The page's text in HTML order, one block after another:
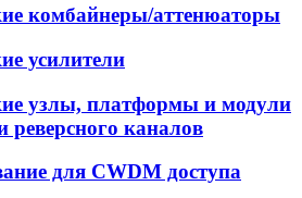
комбайнеры/аттенюаторы
усилители
узлы, платформы и модули
реверсного каналов
для CWDM доступа